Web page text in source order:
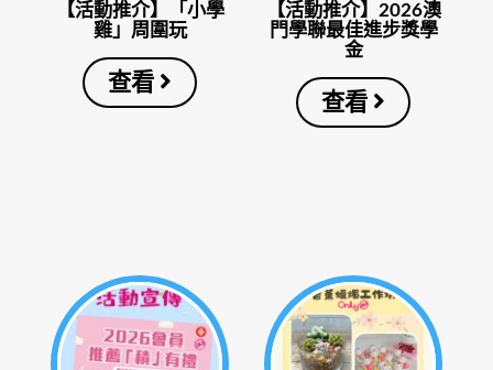
【活動推介】「小學
雞」周圍玩
查看
【活動推介】2026澳
門學聯最佳進步獎學
金
查看